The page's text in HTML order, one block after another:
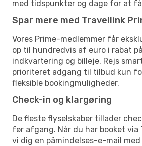
med tidspunkter og dage for at
Spar mere med Travellink
Vores Prime-medlemmer får
op til hundredvis af euro i rabat
indkvartering og billeje. Rejs
prioriteret adgang til tilbud kun
fleksible bookingmuligheder.
Check-in og klargøring
De fleste flyselskaber tillader
før afgang. Når du har booket via
vi dig en påmindelses-e-mail